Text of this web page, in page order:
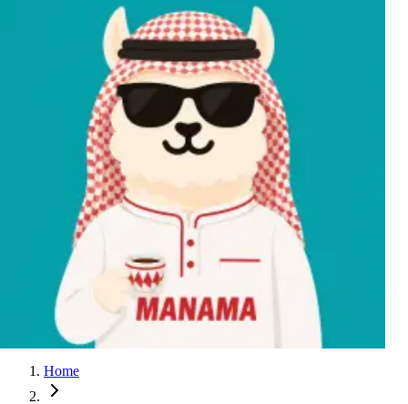
Manama
Manama
Manama
Manama
Manama
Manama
Manama
Manama
Home